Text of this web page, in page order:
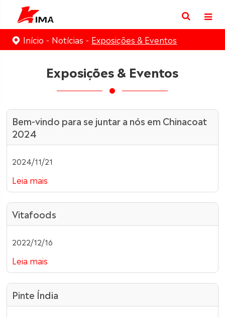
Início Notícias Exposições & Eventos
Exposições & Eventos
Bem-vindo para se juntar a nós em Chinacoat
2024
2024/11/21
Leia mais
Vitafoods
2022/12/16
Leia mais
Pinte Índia